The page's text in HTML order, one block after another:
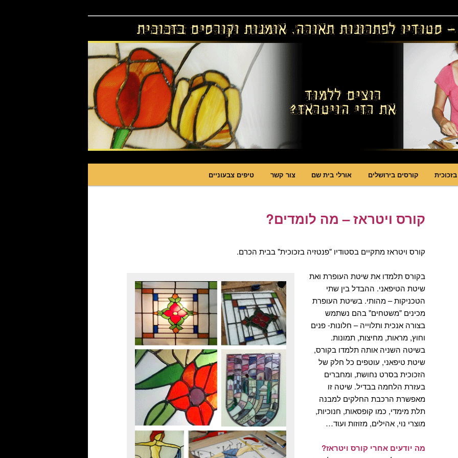
תאורה וסטודיו לויטראז
לחלונות ולמחיצות דקורטיביות, קורסים בויטראז ובפסיפס
קורסים בירושלים אורלי בית שם צור קשר טיפים צבעוניים
קורס ויטראז – מה לומדים?
קורס ויטראז מתקיים בסטודיו "פנטזיה בזכוכית" בבית הכרם.
בקורס תלמדו את שיטת העופרת ואת
שיטת הטיפאני. ההבדל בין שתי
הטכניקות – מהותי. בשיטת העופרת
מכינים "משטחים" בהם נשתמש
בצורה אנכית ותלוייה – חלונות- פנים
וחוץ, מראות, מחיצות, תמונות.
בשיטה השניה אותה תלמדו בקורס,
שיטת טיפאני, עוטפים כל חלק של
הזכוכית בסרט נחושת, ומחברים
בעזרת הלחמה בבדיל. שיטה זו
מאפשרת הרכבת החלקים למבנה
תלת מימדי, כמו קופסאות, חנוכיות,
מוצרי נוי, אהילים, מזוזות ועוד…
מה יודעים אחרי קורס ויטראז?